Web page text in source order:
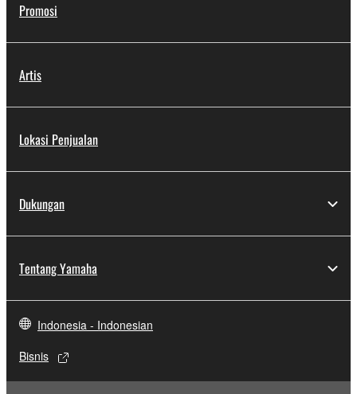
Promosi
Artis
Lokasi Penjualan
Dukungan
Tentang Yamaha
Indonesia - Indonesian
Bisnis